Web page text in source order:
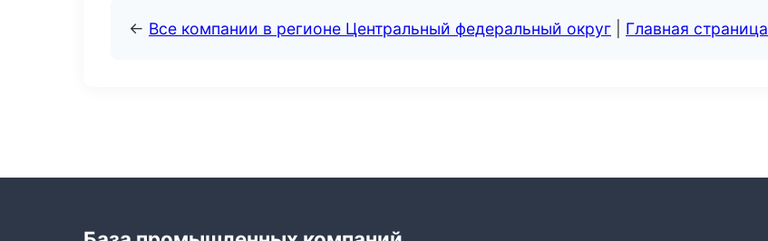
← Все компании в регионе Центральный федеральный округ Главная страница